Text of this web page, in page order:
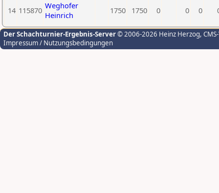
14 115870 Weghofer
Heinrich
1750 1750 0 0 0
Der Schachturnier-Ergebnis-Server© 2006-2026 Heinz Herzog,
Impressum / Nutzungsbedingungen